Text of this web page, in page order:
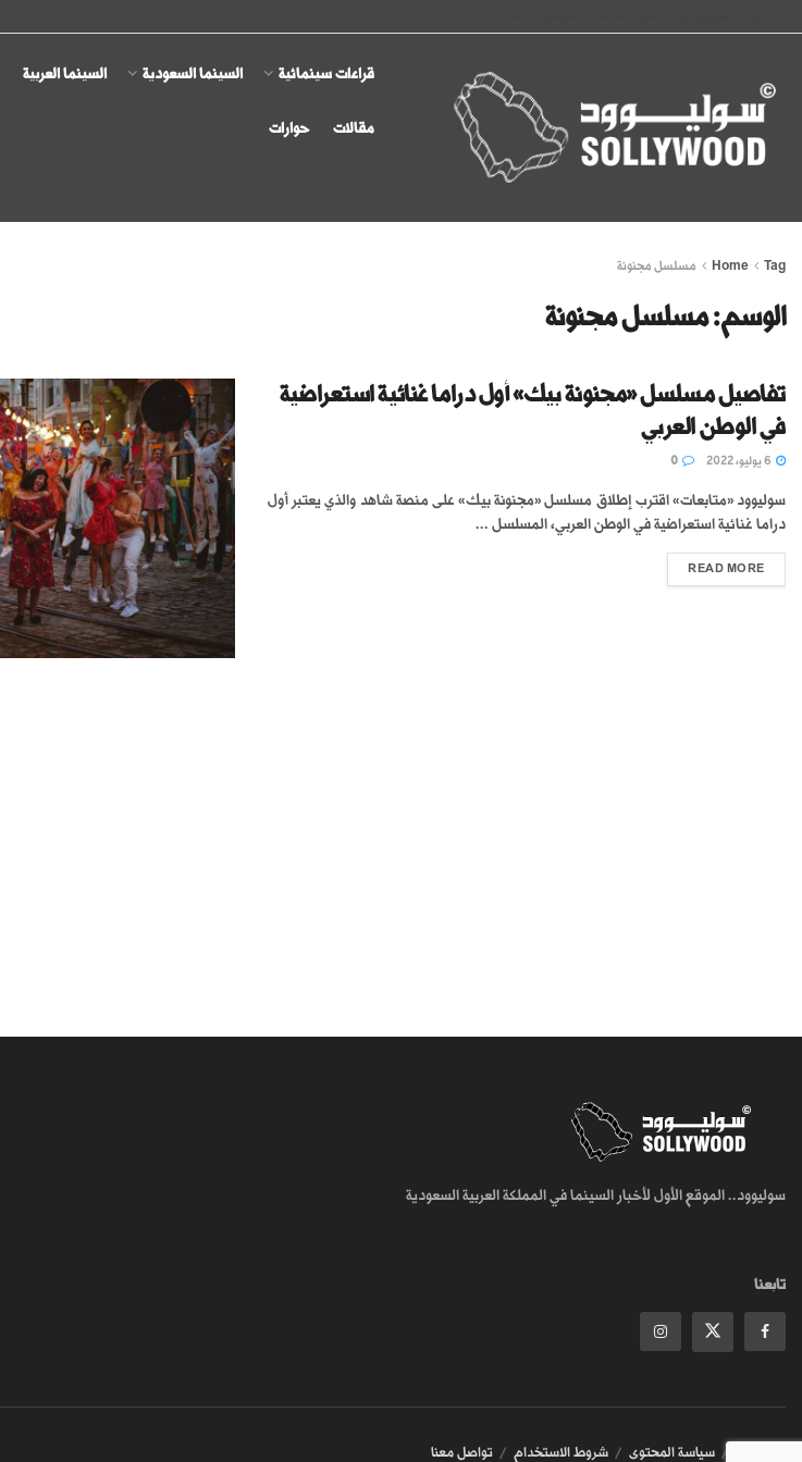
قراءات سينمائية السينما السعودية السينما العربية
مقالات حوارات
Home Tag مسلسل مجنونة
الوسم:مسلسل مجنونة
تفاصيل مسلسل «مجنونة بيك» أول دراما غنائية استعراضية
في الوطن العربي
سوليوود «متابعات» اقترب إطلاق مسلسل «مجنونة بيك» على منصة شاهد والذي يعتبر أول
دراما غنائية استعراضية في الوطن العربي، المسلسل ...
READ MORE
سوليوود.. الموقع الأول لأخبار السينما في المملكة العربية السعودية
تابعنا
سياسة المحتوى شروط الاستخدام تواصل معنا